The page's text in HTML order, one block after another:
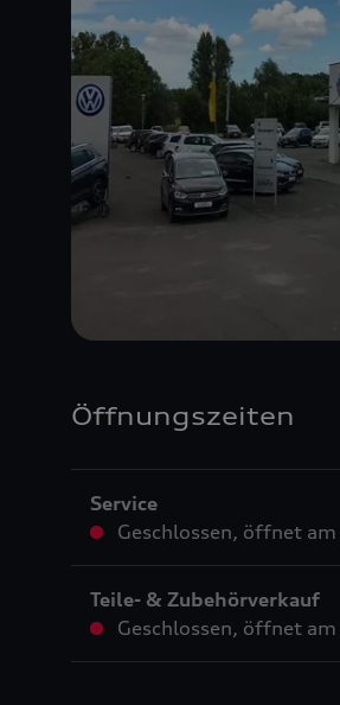
Öffnungszeiten
Service
Geschlossen, öffnet am
Teile- & Zubehörverkauf
Geschlossen, öffnet am